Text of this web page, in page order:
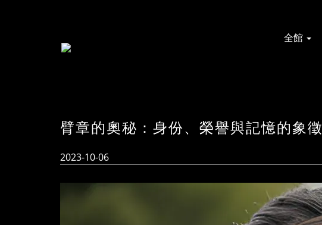
全館
臂章的奧秘：身份、榮譽與記憶的象徵
2023-10-06